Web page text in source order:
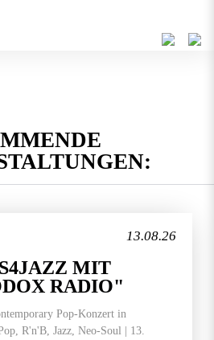
13.08.26
MIT
RADIO"
Pop-Konzert in
R'n'B, Jazz, Neo-Soul | 13.